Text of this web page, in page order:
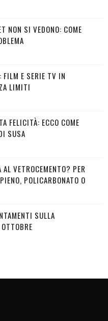
NON SI VEDONO: COME
FILM E SERIE TV IN
LIMITI
FELICITÀ: ECCO COME
SUSA
AL VETROCEMENTO? PER
POLICARBONATO O
SULLA